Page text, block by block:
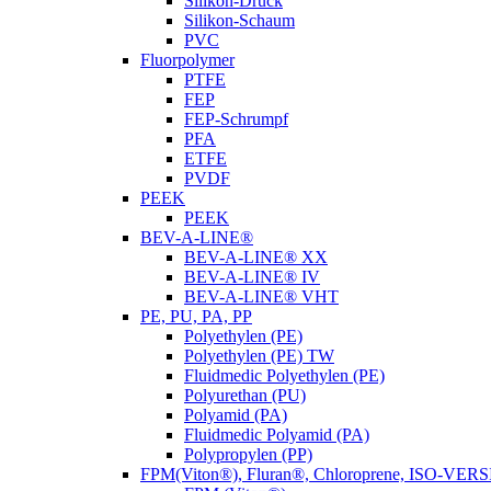
Silikon-Schaum
PVC
Fluorpolymer
PTFE
FEP
FEP-Schrumpf
PFA
ETFE
PVDF
PEEK
PEEK
BEV-A-LINE®
BEV-A-LINE® XX
BEV-A-LINE® IV
BEV-A-LINE® VHT
PE, PU, PA, PP
Polyethylen (PE)
Polyethylen (PE) TW
Fluidmedic Polyethylen (PE)
Polyurethan (PU)
Polyamid (PA)
Fluidmedic Polyamid (PA)
Polypropylen (PP)
FPM(Viton®), Fluran®, Chloroprene, ISO-